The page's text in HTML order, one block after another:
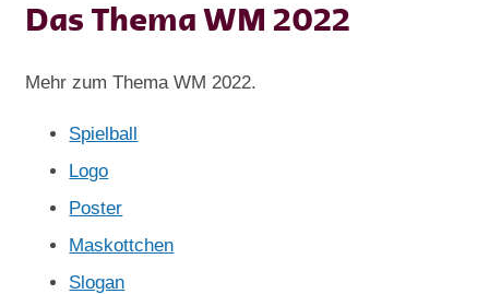
Das Thema WM 2022
Mehr zum Thema WM 2022.
Spielball
Logo
Poster
Maskottchen
Slogan